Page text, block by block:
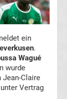
ein
.
Wagué
wurde
Jean-Claire
Vertrag